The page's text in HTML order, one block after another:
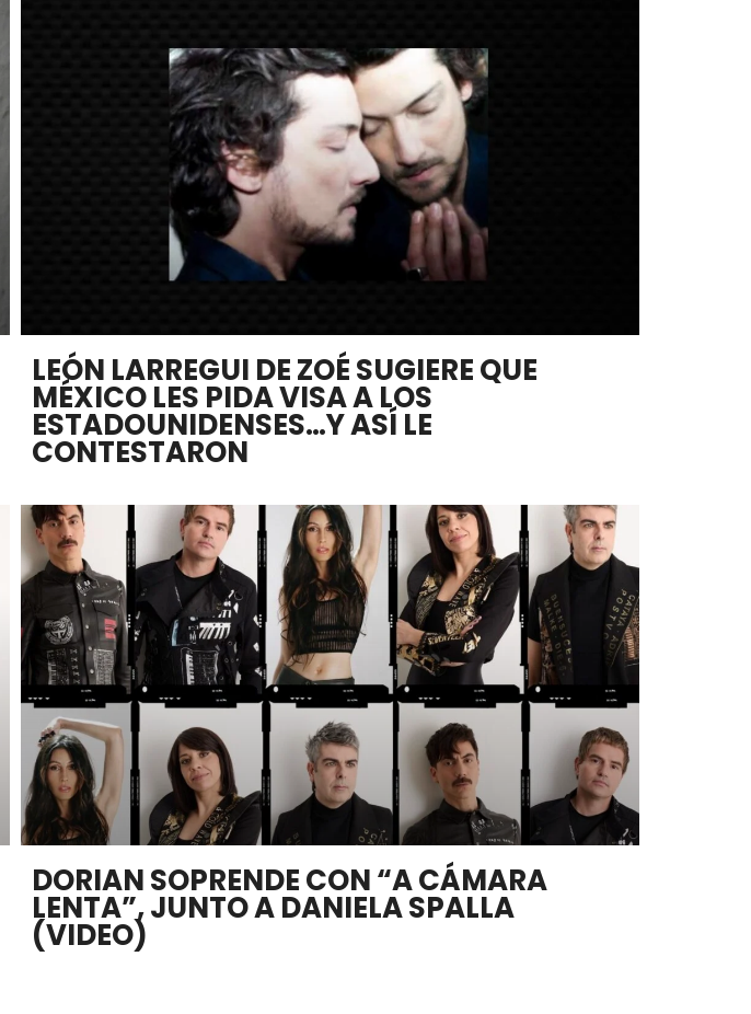
LEÓN LARREGUI DE ZOÉ SUGIERE QUE
MÉXICO LES PIDA VISA A LOS
ESTADOUNIDENSES…Y ASÍ LE
CONTESTARON
DORIAN SOPRENDE CON “A CÁMARA
LENTA”, JUNTO A DANIELA SPALLA
(VIDEO)